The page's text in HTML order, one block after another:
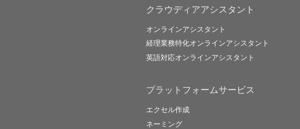
クラウディアアシスタント
オンラインアシスタント
経理業務特化オンラインアシスタント
英語対応オンラインアシスタント
プラットフォームサービス
エクセル作成
ネーミング